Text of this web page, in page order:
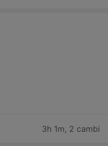
3h 1m, 2 cambi